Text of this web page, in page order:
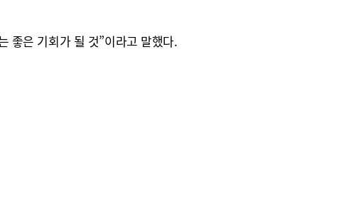
좋은 기회가 될 것”이라고 말했다.